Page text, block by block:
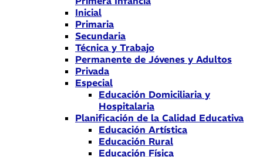
Inicial
Primaria
Secundaria
Técnica y Trabajo
Permanente de Jóvenes y Adultos
Privada
Especial
Educación Domiciliaria y
Hospitalaria
Planificación de la Calidad Educativa
Educación Artística
Educación Rural
Educación Física